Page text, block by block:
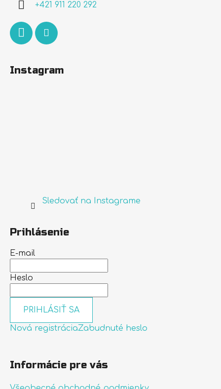
+421 911 220 292
Instagram
Sledovať na Instagrame
Prihlásenie
E-mail
Heslo
PRIHLÁSIŤ SA
Nová registráciaZabudnuté heslo
Informácie pre vás